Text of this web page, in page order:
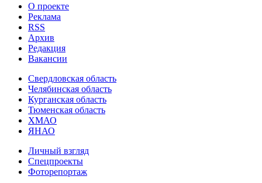
О проекте
Реклама
RSS
Архив
Редакция
Вакансии
Свердловская область
Челябинская область
Курганская область
Тюменская область
ХМАО
ЯНАО
Личный взгляд
Спецпроекты
Фоторепортаж